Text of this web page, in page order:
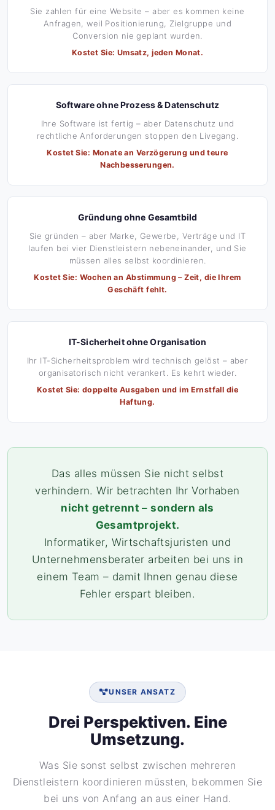
Sie zahlen für eine Website – aber es kommen keine
Anfragen, weil Positionierung, Zielgruppe und
Conversion nie geplant wurden.
Kostet Sie: Umsatz, jeden Monat.
Software ohne Prozess & Datenschutz
Ihre Software ist fertig – aber Datenschutz und
rechtliche Anforderungen stoppen den Livegang.
Kostet Sie: Monate an Verzögerung und teure
Nachbesserungen.
Gründung ohne Gesamtbild
Sie gründen – aber Marke, Gewerbe, Verträge und IT
laufen bei vier Dienstleistern nebeneinander, und Sie
müssen alles selbst koordinieren.
Kostet Sie: Wochen an Abstimmung – Zeit, die Ihrem
Geschäft fehlt.
IT-Sicherheit ohne Organisation
Ihr IT-Sicherheitsproblem wird technisch gelöst – aber
organisatorisch nicht verankert. Es kehrt wieder.
Kostet Sie: doppelte Ausgaben und im Ernstfall die
Haftung.
Das alles müssen Sie nicht selbst
verhindern. Wir betrachten Ihr Vorhaben
nicht getrennt – sondern als
Gesamtprojekt.
Informatiker, Wirtschaftsjuristen und
Unternehmensberater arbeiten bei uns in
einem Team – damit Ihnen genau diese
Fehler erspart bleiben.
UNSER ANSATZ
Drei Perspektiven. Eine
Umsetzung.
Was Sie sonst selbst zwischen mehreren
Dienstleistern koordinieren müssten, bekommen Sie
bei uns von Anfang an aus einer Hand.